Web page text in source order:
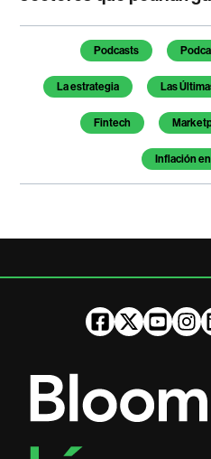
Temas de este artículo
Podcasts
La estrategia Las
Fintech
Inflación